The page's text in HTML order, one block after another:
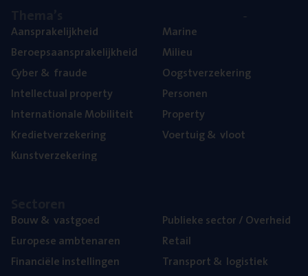
Aan­spra­ke­lijk­heid
Beroeps­aan­spra­ke­lijk­heid
Cyber& fraude
Intel­lec­tu­al property
Inter­na­ti­o­na­le Mobiliteit
Kre­diet­ver­ze­ke­ring
Kunst­ver­ze­ke­ring
Mari­ne
Mili­eu
Oogst­ver­ze­ke­ring
Per­so­nen
Pro­per­ty
Voer­tuig& vloot
Bouw& vastgoed
Euro­pe­se ambtenaren
Finan­ci­ë­le instellingen
Publie­ke sec­tor / Overheid
Retail
Trans­port& logistiek